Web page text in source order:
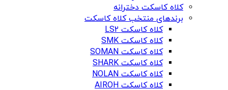
کلاه کاسکت دخترانه
برندهای منتخب کلاه کاسکت
کلاه کاسکت LS2
کلاه کاسکت SMK
کلاه کاسکت SOMAN
کلاه کاسکت SHARK
کلاه کاسکت NOLAN
کلاه کاسکت AIROH